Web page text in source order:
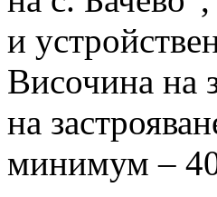
и
Височина на
на
минимум –